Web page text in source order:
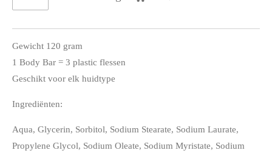
Gewicht 120 gram
1 Body Bar = 3 plastic flessen
Geschikt voor elk huidtype
Ingrediënten:
Aqua, Glycerin, Sorbitol, Sodium Stearate, Sodium Laurate,
Propylene Glycol, Sodium Oleate, Sodium Myristate, Sodium